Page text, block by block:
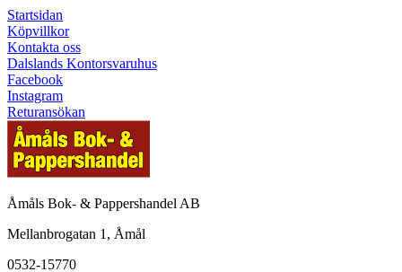
Startsidan
Köpvillkor
Kontakta oss
Dalslands Kontorsvaruhus
Facebook
Instagram
Returansökan
Åmåls Bok- & Pappershandel AB
Mellanbrogatan 1, Åmål
0532-15770